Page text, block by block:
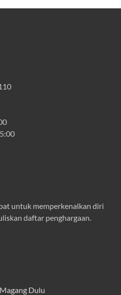
untuk memperkenalkan diri
daftar penghargaan.
Dulu